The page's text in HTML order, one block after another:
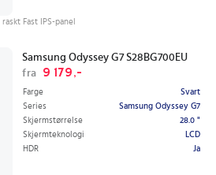
Fast IPS-panel
Samsung Odyssey G7 S28BG700EU
fra
9 179,-
Farge
Svart
Series
Samsung Odyssey G7
Skjermstørrelse
28.0 "
Skjermteknologi
LCD
HDR
Ja